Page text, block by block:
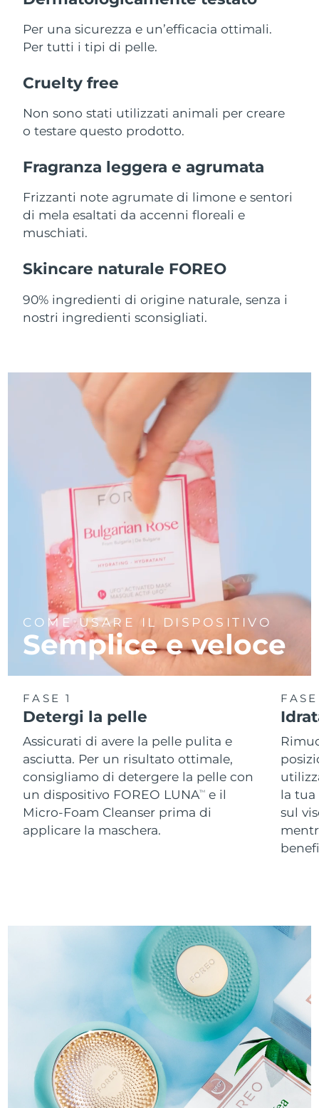
Per una sicurezza e un’efficacia ottimali.
Per tutti i tipi di pelle.
Cruelty free
Non sono stati utilizzati animali per creare
o testare questo prodotto.
Fragranza leggera e agrumata
Frizzanti note agrumate di limone e sentori
di mela esaltati da accenni floreali e
muschiati.
Skincare naturale FOREO
90% ingredienti di origine naturale, senza i
nostri ingredienti sconsigliati.
COME USARE IL DISPOSITIVO
Semplice e veloce
FASE 1
Detergi la pelle
Assicurati di avere la pelle pulita e
asciutta. Per un risultato ottimale,
consigliamo di detergere la pelle con
un dispositivo FOREO LUNATM
e il
Micro-Foam Cleanser prima di
applicare la maschera.
la tua
sul
Slovacchia Consegna stimata08/08/2026
Sudafrica
Corea del Sud Consegna stimata
Spagna Consegna stimata08/08/2026
Svezia Consegna stimata08/08/2026
Svizzera
Taiwan Consegna stimata
Thailandia Consegna stimata 12/08/2026
Regno Unito Consegna stimata
Consegna stimata
Consegna stimata
Vietnam Consegna stimata